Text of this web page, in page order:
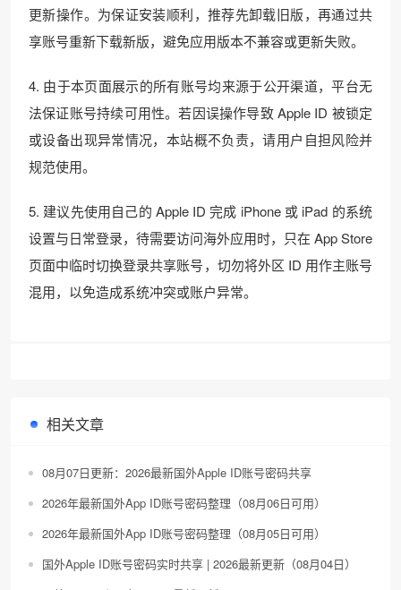
更新操作。为保证安装顺利，推荐先卸载旧版，再通过共
享账号重新下载新版，避免应用版本不兼容或更新失败。
4. 由于本页面展示的所有账号均来源于公开渠道，平台无
法保证账号持续可用性。若因误操作导致 Apple ID 被锁定
或设备出现异常情况，本站概不负责，请用户自担风险并
规范使用。
5. 建议先使用自己的 Apple ID 完成 iPhone 或 iPad 的系统
设置与日常登录，待需要访问海外应用时，只在 App Store
页面中临时切换登录共享账号，切勿将外区 ID 用作主账号
混用，以免造成系统冲突或账户异常。
相关文章
08月07日更新：2026最新国外Apple ID账号密码共享
2026年最新国外App ID账号密码整理（08月06日可用）
2026年最新国外App ID账号密码整理（08月05日可用）
国外Apple ID账号密码实时共享 | 2026最新更新（08月04日）